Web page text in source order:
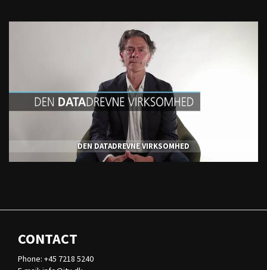
DEN DATADREVNE VIRKSOMHED
CONTACT
Phone: +45 7218 5240